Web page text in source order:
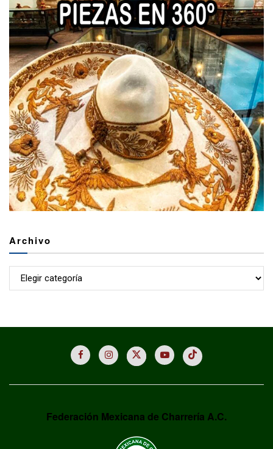
Archivo
Archivo
Federación Mexicana de Charrería A.C.